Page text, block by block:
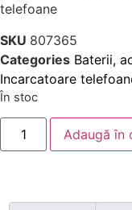
telefoane
SKU 807365
Categories Baterii,
Incarcatoare
În stoc
Adaugă în